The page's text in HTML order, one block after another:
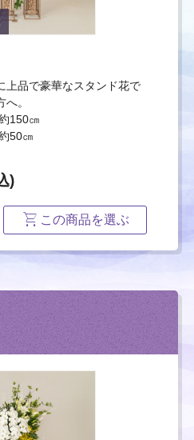
上品で豪華なスタンド花で
。
150㎝
50㎝
)
この商品を選ぶ